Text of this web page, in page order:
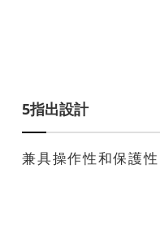
5指出設計
兼具操作性和保護性